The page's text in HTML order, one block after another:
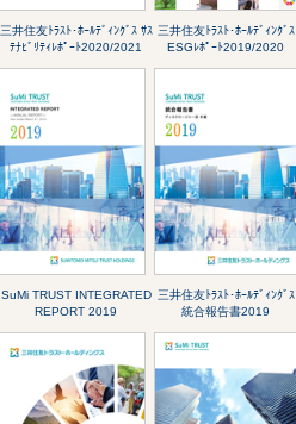
三井住友ﾄﾗｽﾄ･ﾎｰﾙﾃﾞｨﾝｸﾞｽ ｻｽ
ﾃﾅﾋﾞﾘﾃｨﾚﾎﾟｰﾄ2020/2021
三井住友ﾄﾗｽﾄ･ﾎｰﾙﾃﾞｨﾝｸﾞｽ
ESGﾚﾎﾟｰﾄ2019/2020
SuMi TRUST INTEGRATED
REPORT 2019
三井住友ﾄﾗｽﾄ･ﾎｰﾙﾃﾞｨﾝｸﾞｽ
統合報告書2019